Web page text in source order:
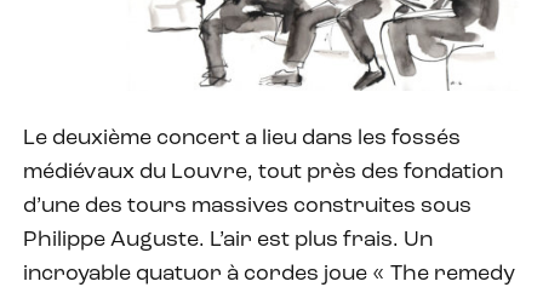
Le deuxième concert a lieu dans les fossés
médiévaux du Louvre, tout près des fondation
d’une des tours massives construites sous
Philippe Auguste. L’air est plus frais. Un
incroyable quatuor à cordes joue « The remedy